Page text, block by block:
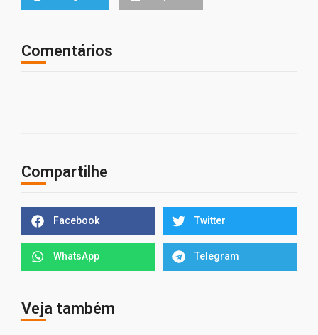
Comentários
Compartilhe
Facebook Twitter
WhatsApp Telegram
Veja também